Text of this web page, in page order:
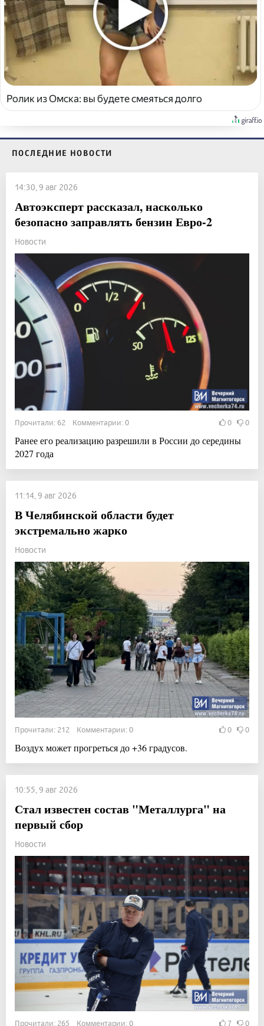
Ролик из Омска: вы будете смеяться долго
ПОСЛЕДНИЕ НОВОСТИ
14:30, 9 авг 2026
Автоэксперт рассказал, насколько
безопасно заправлять бензин Евро-2
Новости
Прочитали: 62 Комментарии: 0 0 0
Ранее его реализацию разрешили в России до середины
2027 года
11:14, 9 авг 2026
В Челябинской области будет
экстремально жарко
Новости
Прочитали: 212 Комментарии: 0 0 0
Воздух может прогреться до +36 градусов.
10:55, 9 авг 2026
Стал известен состав "Металлурга" на
первый сбор
Новости
Прочитали: 265 Комментарии: 0 7 0